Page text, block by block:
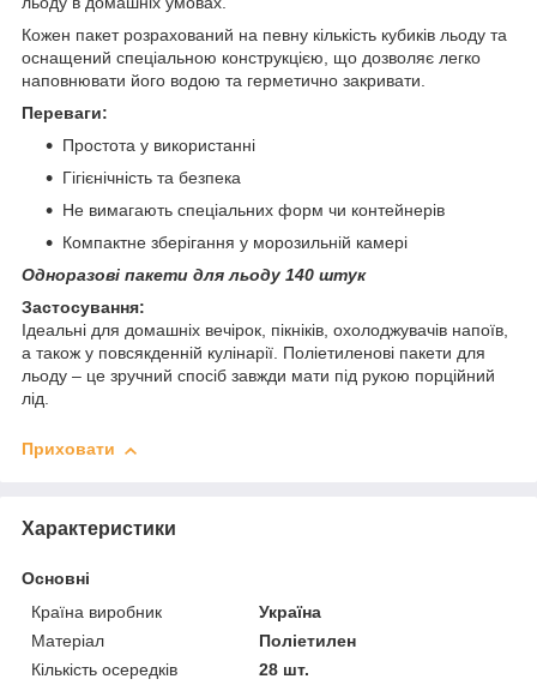
Кожен пакет розрахований на певну кількість кубиків льоду та
оснащений спеціальною конструкцією, що дозволяє легко
наповнювати його водою та герметично закривати.
Переваги:
Простота у використанні
Гігієнічність та безпека
Не вимагають спеціальних форм чи контейнерів
Компактне зберігання у морозильній камері
Одноразові пакети для льоду 140 штук
Застосування:
Ідеальні для домашніх вечірок, пікніків, охолоджувачів напоїв,
а також у повсякденній кулінарії. Поліетиленові пакети для
льоду – це зручний спосіб завжди мати під рукою порційний
лід.
Приховати
Характеристики
Основні
Країна виробник
Україна
Матеріал
Поліетилен
Кількість осередків
28 шт.